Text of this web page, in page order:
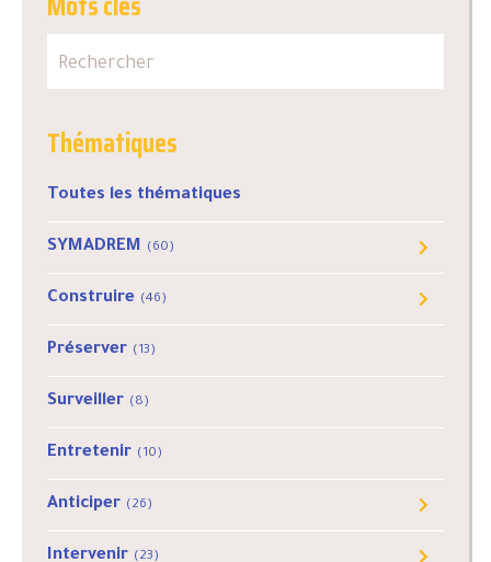
Thématiques
Toutes les thématiques
SYMADREM (60)
Comité syndical
Partenariats
Construire (46)
Plan littoral
Opérations
Préserver (13)
Surveiller (8)
Entretenir (10)
Anticiper (26)
Outils de gestion
Intervenir (23)